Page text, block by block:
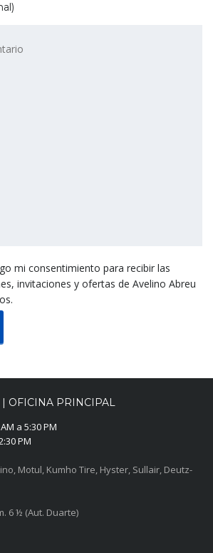
mi consentimiento para recibir las
invitaciones y ofertas de Avelino Abreu
OFICINA PRINCIPAL
a 5:30 PM
PM
Motul, Kumho Tire, Hyster, Sullair, Deutz-
6 ½ (Aut. Duarte)